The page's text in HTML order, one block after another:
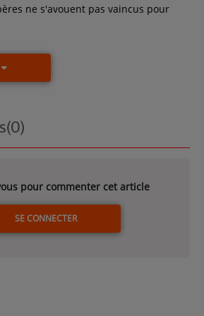
ne s'avouent pas vaincus pour
pour commenter cet article
SE CONNECTER